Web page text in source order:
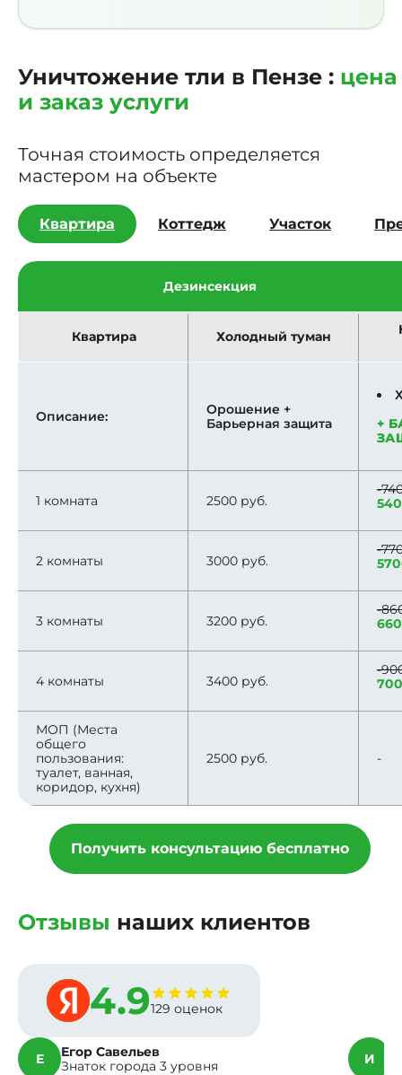
Уничтожение тли в Пензе : цена
и заказ услуги
Точная стоимость определяется
мастером на объекте
Квартира Коттедж Участок
Дезинсекция
Квартира Холодный туман
Описание:
Орошение +
Барьерная защита
+
1 комната 2500 руб.
-
2 комнаты 3000 руб.
-
3 комнаты 3200 руб.
-
4 комнаты 3400 руб.
-
МОП (Места
общего
пользования:
туалет, ванная,
коридор, кухня)
2500 руб. -
Получить консультацию бесплатно
Отзывы наших клиентов
4.9129 оценок
Е
Егор Савельев
Знаток города 3 уровня
И